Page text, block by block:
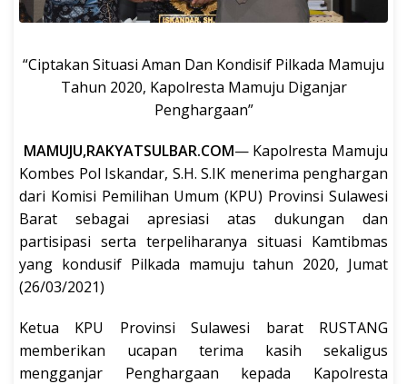
“Ciptakan Situasi Aman Dan Kondisif Pilkada Mamuju
Tahun 2020, Kapolresta Mamuju Diganjar
Penghargaan”
MAMUJU,RAKYATSULBAR.COM— Kapolresta Mamuju
Kombes Pol Iskandar, S.H. S.IK menerima penghargan
dari Komisi Pemilihan Umum (KPU) Provinsi Sulawesi
Barat sebagai apresiasi atas dukungan dan
partisipasi serta terpeliharanya situasi Kamtibmas
yang kondusif Pilkada mamuju tahun 2020, Jumat
(26/03/2021)
Ketua KPU Provinsi Sulawesi barat RUSTANG
memberikan ucapan terima kasih sekaligus
mengganjar Penghargaan kepada Kapolresta